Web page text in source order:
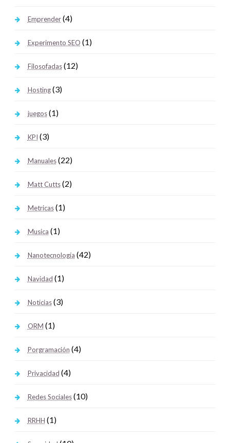
Emprender(4)
Experimento SEO (1)
Filosofadas(12)
Hosting(3)
juegos(1)
KPI (3)
Manuales(22)
Matt Cutts(2)
Metricas(1)
Musica (1)
Nanotecnología (42)
Navidad (1)
Noticias(3)
ORM (1)
Porgramación (4)
Privacidad (4)
Redes Sociales(10)
RRHH (1)